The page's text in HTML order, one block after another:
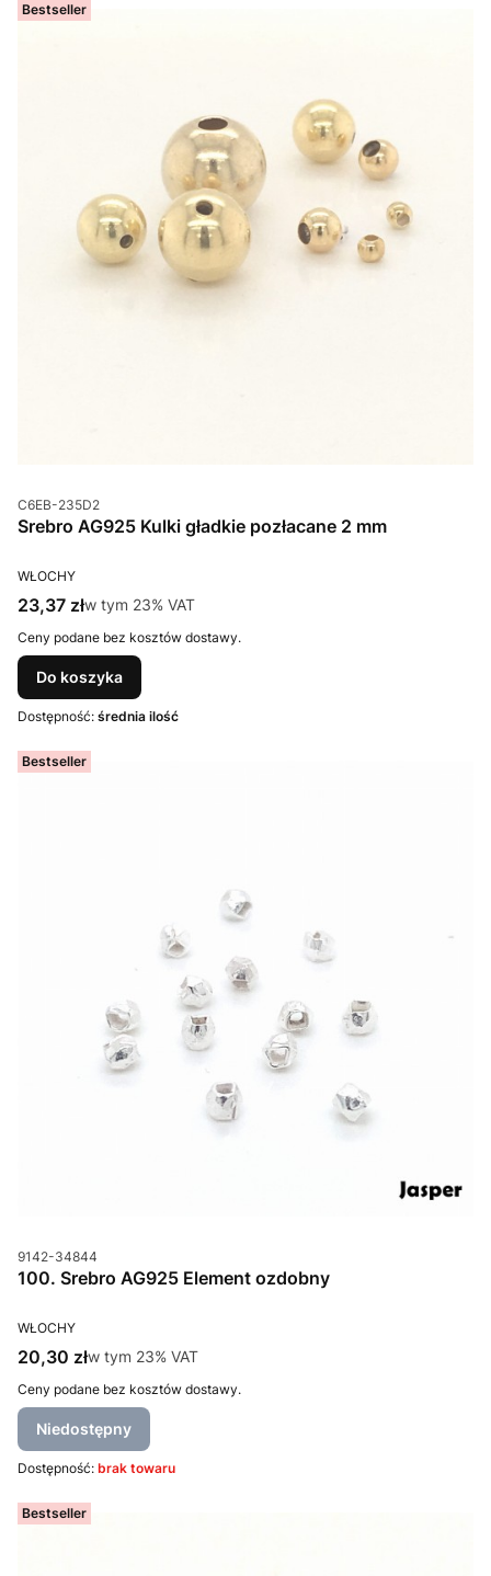
Bestseller
Kod produktu
C6EB-235D2
Srebro AG925 Kulki gładkie pozłacane 2 mm
PRODUCENT
WŁOCHY
Cena brutto
23,37 złw tym %s VAT
w tym 23% VAT
Ceny podane bez kosztów dostawy.
Do koszyka
Dostępność: średnia ilość
Bestseller
Kod produktu
9142-34844
100. Srebro AG925 Element ozdobny
PRODUCENT
WŁOCHY
Cena brutto
20,30 złw tym %s VAT
w tym 23% VAT
Ceny podane bez kosztów dostawy.
Niedostępny
Dostępność: brak towaru
Bestseller